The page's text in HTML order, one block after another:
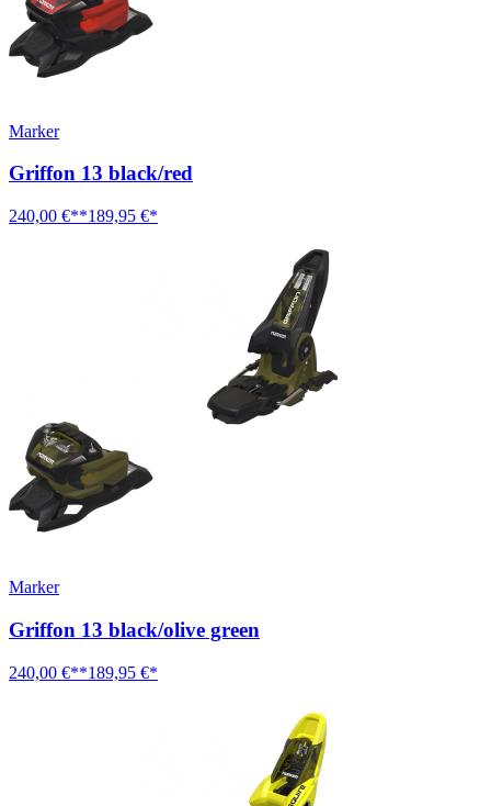
Marker
Griffon 13 black/red
240,00 €**189,95 €*
Marker
Griffon 13 black/olive green
240,00 €**189,95 €*